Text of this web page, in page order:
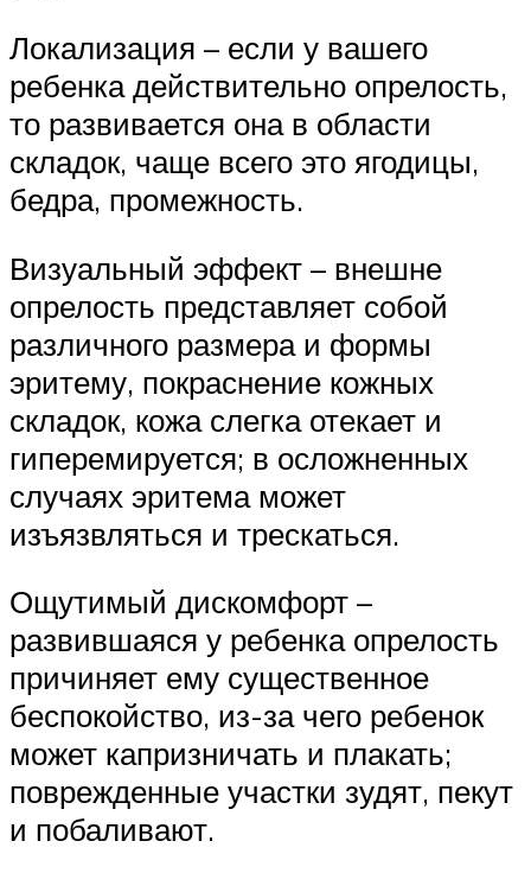
Локализация – если у вашего
ребенка действительно опрелость,
то развивается она в области
складок, чаще всего это ягодицы,
бедра, промежность.
Визуальный эффект – внешне
опрелость представляет собой
различного размера и формы
эритему, покраснение кожных
складок, кожа слегка отекает и
гиперемируется; в осложненных
случаях эритема может
изъязвляться и трескаться.
Ощутимый дискомфорт –
развившаяся у ребенка опрелость
причиняет ему существенное
беспокойство, из-за чего ребенок
может капризничать и плакать;
поврежденные участки зудят, пекут
и побаливают.